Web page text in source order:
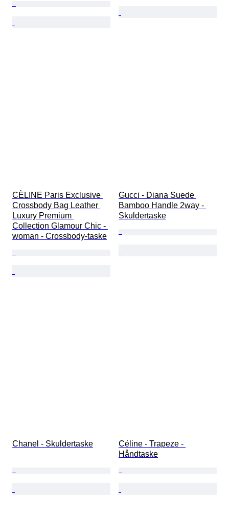
CÈLINE Paris Exclusive
Crossbody Bag Leather
Luxury Premium
Collection Glamour Chic -
woman - Crossbody-taske
Gucci - Diana Suede
Bamboo Handle 2way -
Skuldertaske
Chanel - Skuldertaske
Céline - Trapeze -
Håndtaske